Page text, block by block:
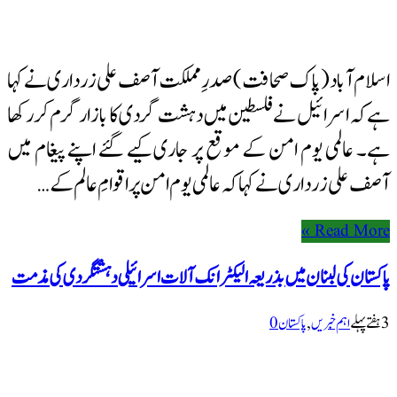
اسلام آباد (پاک صحافت) صدرِ مملکت آصف علی زرداری نے کہا
ہے کہ اسرائیل نے فلسطین میں دہشت گردی کا بازار گرم کر رکھا
ہے۔ عالمی یوم امن کے موقع پر جاری کیے گئے اپنے پیغام میں
آصف علی زرداری نے کہا کہ عالمی یوم امن پر اقوامِ عالم کے …
Read More »
پاکستان کی لبنان میں بذریعہ الیکٹرانک آلات اسرائیلی دہشتگردی کی مذمت
3 ہفتےپہلے اہم خبریں,پاکستان0